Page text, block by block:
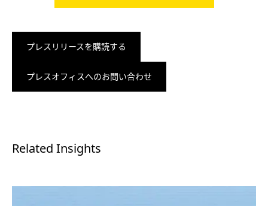
プレスリリースを購読する
プレスオフィスへのお問い合わせ
Related Insights